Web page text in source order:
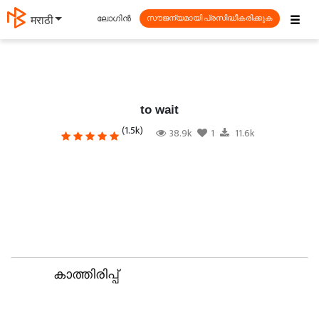
தமிழ் ☰
ലോഗിൻ സൗജന്യമായി പ്രസിദ്ധീകരിക്കുക
to wait
(1.5k) 38.9k 1 11.6k
കാത്തിരിപ്പ്